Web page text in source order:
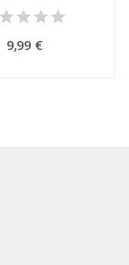
9,99 €